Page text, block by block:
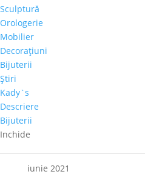
Sculptură
Orologerie
Mobilier
Decoraţiuni
Bijuterii
Ştiri
Kady`s
Descriere
Bijuterii
Inchide
Paharul de Cultură, inițiativa
Vinea
Artă de Cinci Stele –
Grand Hotel
Comentarii recente
Arhive
iunie 2021